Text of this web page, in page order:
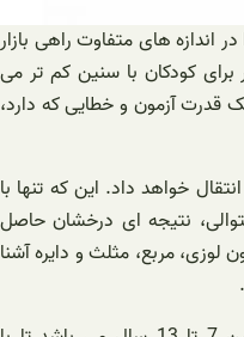
اندازه های متفاوت راهی بازار
کودکان با سنین کم تر می
قدرت آزمون و خطایی که دارد،
خواهد داد. این که تنها با
نتیجه ای درخشان حاصل
مربع، مثلث و دایره آشنا